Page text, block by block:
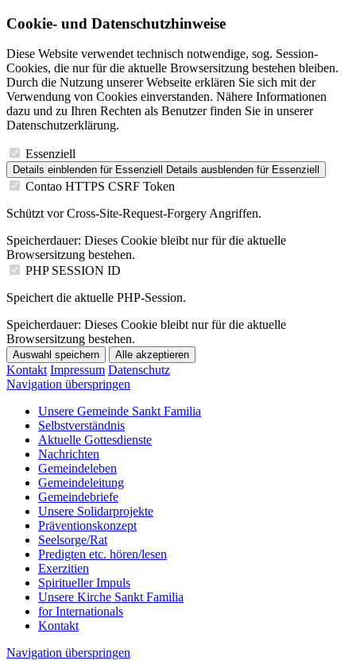
Cookie- und Datenschutzhinweise
Diese Website verwendet technisch notwendige, sog. Session-
Cookies, die nur für die aktuelle Browsersitzung bestehen bleiben.
Durch die Nutzung unserer Webseite erklären Sie sich mit der
Verwendung von Cookies einverstanden. Nähere Informationen
dazu und zu Ihren Rechten als Benutzer finden Sie in unserer
Datenschutzerklärung.
Essenziell
Details einblenden für Essenziell Details ausblenden für Essenziell
Contao HTTPS CSRF Token
Schützt vor Cross-Site-Request-Forgery Angriffen.
Speicherdauer: Dieses Cookie bleibt nur für die aktuelle
Browsersitzung bestehen.
PHP SESSION ID
Speichert die aktuelle PHP-Session.
Speicherdauer: Dieses Cookie bleibt nur für die aktuelle
Browsersitzung bestehen.
Auswahl speichern Alle akzeptieren
Kontakt Impressum Datenschutz
Navigation überspringen
Unsere Gemeinde Sankt Familia
Selbstverständnis
Aktuelle Gottesdienste
Nachrichten
Gemeindeleben
Gemeindeleitung
Gemeindebriefe
Unsere Solidarprojekte
Präventionskonzept
Seelsorge/Rat
Predigten etc. hören/lesen
Exerzitien
Spiritueller Impuls
Unsere Kirche Sankt Familia
for Internationals
Kontakt
Navigation überspringen